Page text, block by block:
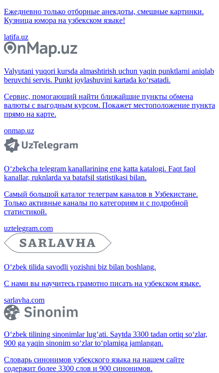
Ежедневно только отборные анекдоты, смешные картинки.
Кузница юмора на узбекском языке!
latifa.uz
Valyutani yuqori kursda almashtirish uchun yaqin punktlarni aniqlab
beruvchi servis. Punkt joylashuvini kartada ko‘rsatadi.
Сервис, помогающий найти ближайшие пункты обмена
валюты с выгодным курсом. Покажет местоположение пункта
прямо на карте.
onmap.uz
O‘zbekcha telegram kanallarining eng katta katalogi. Faqt faol
kanallar, ruknlarda va batafsil statistikasi bilan.
Самый большой каталог телеграм каналов в Узбекистане.
Только активные каналы по категориям и с подробной
статистикой.
uztelegram.com
O‘zbek tilida savodli yozishni biz bilan boshlang.
С нами вы научитесь грамотно писать на узбекском языке.
sarlavha.com
O‘zbek tilining sinonimlar lug‘ati. Saytda 3300 tadan ortiq so‘zlar,
900 ga yaqin sinonim so‘zlar to‘plamiga jamlangan.
Словарь синонимов узбекского языка на нашем сайте
содержит более 3300 слов и 900 синонимов.